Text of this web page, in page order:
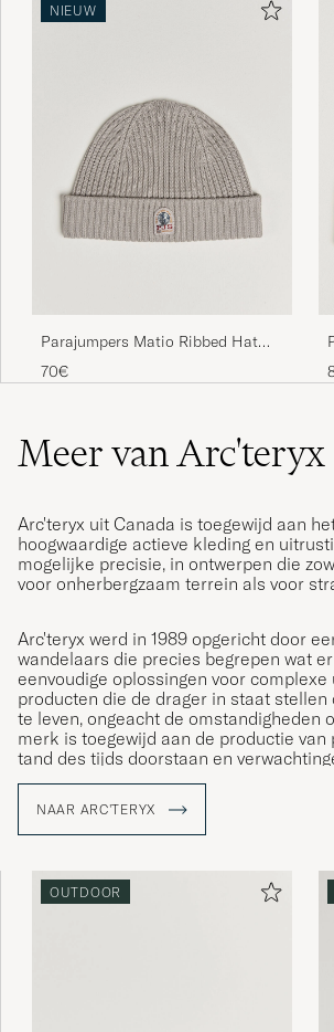
NIEUW
Parajumpers Matio Ribbed Hat
Mid Grey
70€
Meer van Arc'teryx
Arc'teryx uit Canada is toegewijd aan
hoogwaardige actieve kleding en
mogelijke precisie, in ontwerpen die
voor onherbergzaam terrein als voor
Arc'teryx werd in 1989 opgericht door
wandelaars die precies begrepen wat
eenvoudige oplossingen voor complexe
producten die de drager in staat
te leven, ongeacht de omstandigheden
merk is toegewijd aan de productie van
tand des tijds doorstaan en
allemaal ontworpen met de drager in
NAAR ARC'TERYX
OUTDOOR